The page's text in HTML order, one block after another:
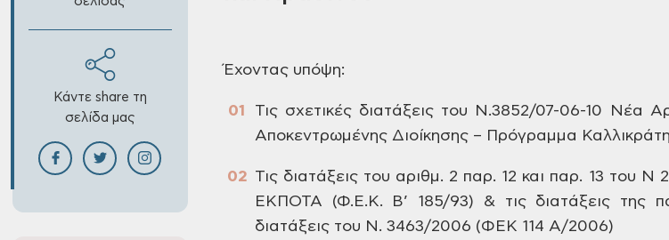
Κάντε share τη
σελίδα μας
Έχοντας υπόψη:
Τις σχετικές διατάξεις του N.3852/07-06-10 Νέα
Αποκεντρωμένης Διοίκησης – Πρόγραμμα
Τις διατάξεις του αριθμ. 2 παρ. 12 και παρ. 13 του Ν
ΕΚΠΟΤΑ (Φ.Ε.Κ. Β’ 185/93) &τις διατάξεις της
διατάξεις του N. 3463/2006 (ΦΕΚ 114 Α/2006)